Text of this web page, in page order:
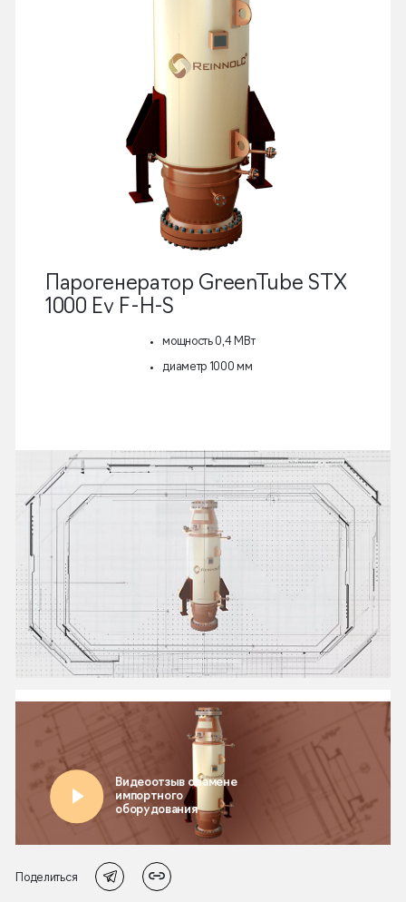
Парогенератор GreenTube STX
1000 Ev F-H-S
мощность 0,4 МВт
диаметр 1000 мм
Поделиться